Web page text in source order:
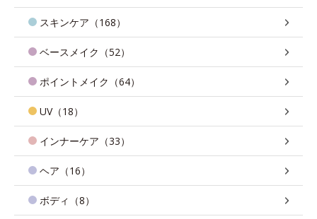
スキンケア（168）
ベースメイク（52）
ポイントメイク（64）
UV（18）
インナーケア（33）
ヘア（16）
ボディ（8）